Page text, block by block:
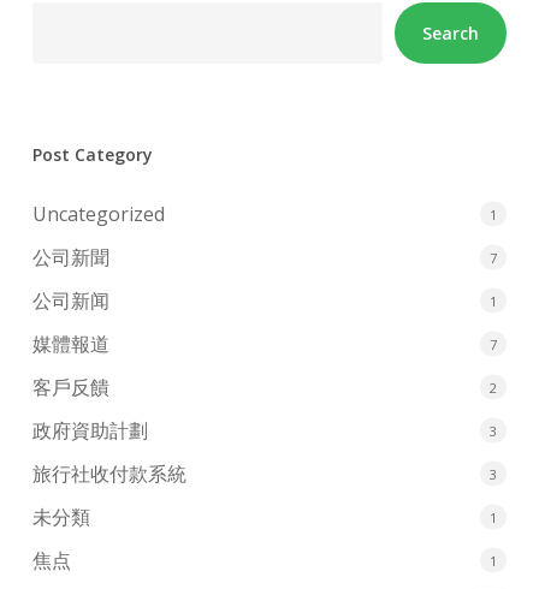
Search
Post Category
Uncategorized 1
公司新聞 7
公司新闻 1
媒體報道 7
客戶反饋 2
政府資助計劃 3
旅行社收付款系統 3
未分類 1
焦点 1